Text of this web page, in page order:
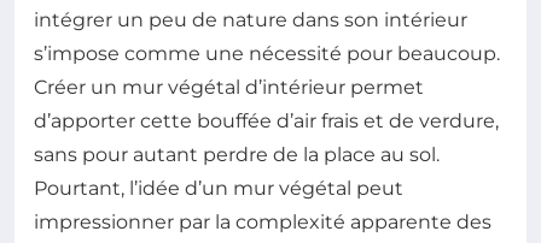
intégrer un peu de nature dans son intérieur
s’impose comme une nécessité pour beaucoup.
Créer un mur végétal d’intérieur permet
d’apporter cette bouffée d’air frais et de verdure,
sans pour autant perdre de la place au sol.
Pourtant, l’idée d’un mur végétal peut
impressionner par la complexité apparente des